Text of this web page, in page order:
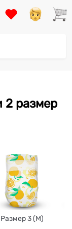
Размер 3 (M)